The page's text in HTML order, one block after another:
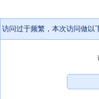
访问过于频繁，本次访问做以